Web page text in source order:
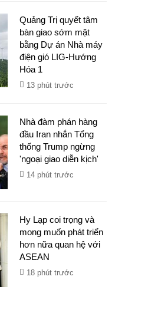
Quảng Trị quyết tâm
bàn giao sớm mặt
bằng Dự án Nhà máy
điện gió LIG-Hướng
Hóa 1
13 phút trước
Nhà đàm phán hàng
đầu Iran nhắn Tổng
thống Trump ngừng
'ngoại giao diễn kịch'
14 phút trước
Hy Lạp coi trọng và
mong muốn phát triển
hơn nữa quan hệ với
ASEAN
18 phút trước